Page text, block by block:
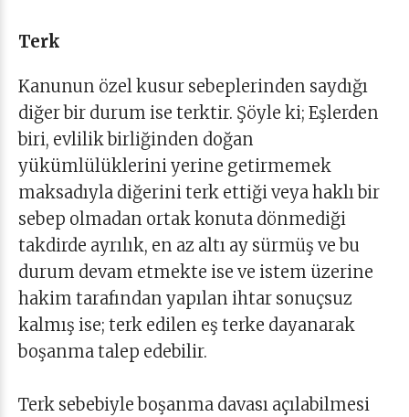
Terk
Kanunun özel kusur sebeplerinden saydığı
diğer bir durum ise terktir. Şöyle ki; Eşlerden
biri, evlilik birliğinden doğan
yükümlülüklerini yerine getirmemek
maksadıyla diğerini terk ettiği veya haklı bir
sebep olmadan ortak konuta dönmediği
takdirde ayrılık, en az altı ay sürmüş ve bu
durum devam etmekte ise ve istem üzerine
hakim tarafından yapılan ihtar sonuçsuz
kalmış ise; terk edilen eş terke dayanarak
boşanma talep edebilir.
Terk sebebiyle boşanma davası açılabilmesi